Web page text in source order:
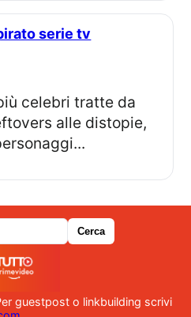
alle distopie,
guestpost o linkbuilding scrivi